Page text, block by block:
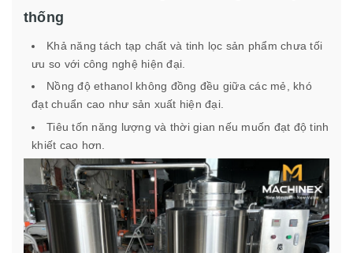
thống
Khả năng tách tạp chất và tinh lọc sản phẩm chưa tối
ưu so với công nghệ hiện đại.
Nồng độ ethanol không đồng đều giữa các mẻ, khó
đạt chuẩn cao như sản xuất hiện đại.
Tiêu tốn năng lượng và thời gian nếu muốn đạt độ tinh
khiết cao hơn.